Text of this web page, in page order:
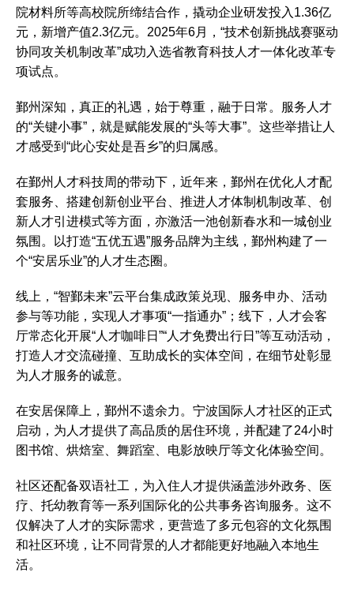
院材料所等高校院所缔结合作，撬动企业研发投入1.36亿
元，新增产值2.3亿元。2025年6月，“技术创新挑战赛驱动
协同攻关机制改革”成功入选省教育科技人才一体化改革专
项试点。
鄞州深知，真正的礼遇，始于尊重，融于日常。服务人才
的“关键小事”，就是赋能发展的“头等大事”。这些举措让人
才感受到“此心安处是吾乡”的归属感。
在鄞州人才科技周的带动下，近年来，鄞州在优化人才配
套服务、搭建创新创业平台、推进人才体制机制改革、创
新人才引进模式等方面，亦激活一池创新春水和一城创业
氛围。以打造“五优五遇”服务品牌为主线，鄞州构建了一
个“安居乐业”的人才生态圈。
线上，“智鄞未来”云平台集成政策兑现、服务申办、活动
参与等功能，实现人才事项“一指通办”；线下，人才会客
厅常态化开展“人才咖啡日”“人才免费出行日”等互动活动，
打造人才交流碰撞、互助成长的实体空间，在细节处彰显
为人才服务的诚意。
在安居保障上，鄞州不遗余力。宁波国际人才社区的正式
启动，为人才提供了高品质的居住环境，并配建了24小时
图书馆、烘焙室、舞蹈室、电影放映厅等文化体验空间。
社区还配备双语社工，为入住人才提供涵盖涉外政务、医
疗、托幼教育等一系列国际化的公共事务咨询服务。这不
仅解决了人才的实际需求，更营造了多元包容的文化氛围
和社区环境，让不同背景的人才都能更好地融入本地生
活。